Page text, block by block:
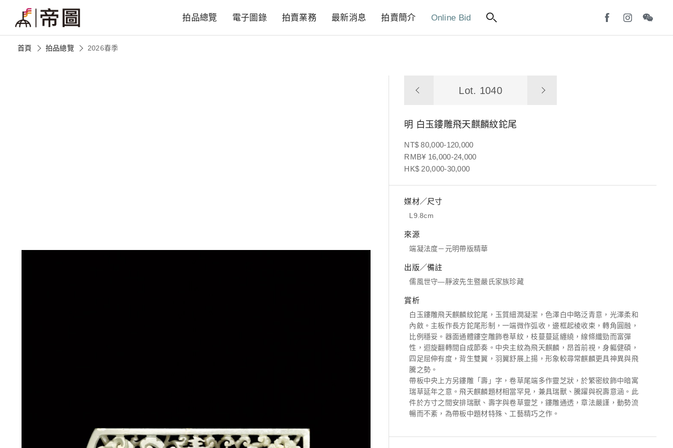
拍品總覽 電子圖錄 拍賣業務 最新消息 拍賣簡介 Online Bid
首頁 拍品總覽 2026春季
Lot. 1040
明 白玉鏤雕飛天麒麟紋鉈尾
NT$ 80,000-120,000
RMB¥ 16,000-24,000
HK$ 20,000-30,000
媒材／尺寸
L9.8cm
來源
端凝法度－元明帶版精華
出版／備註
儒風世守—靜波先生暨嚴氏家族珍藏
賞析
白玉鏤雕飛天麒麟紋鉈尾，玉質細潤凝潔，色澤白中略泛青意，光澤柔和
內斂。主板作長方鉈尾形制，一端微作弧收，邊框起棱收束，轉角圓融，
比例穩妥。器面通體鏤空雕飾卷草紋，枝蔓蔓延纏繞，線條纖勁而富彈
性，迴旋翻轉間自成節奏。中央主紋為飛天麒麟，昂首前視，身軀健碩，
四足屈伸有度，背生雙翼，羽翼舒展上揚，形象較尋常麒麟更具神異與飛
騰之勢。
帶板中央上方另鏤雕「壽」字，卷草尾端多作靈芝狀，於繁密紋飾中暗寓
瑞草延年之意。飛天麒麟題材相當罕見，兼具瑞獸、騰躍與祝壽意涵。此
件於方寸之間安排瑞獸、壽字與卷草靈芝，鏤雕通透，章法嚴謹，動勢流
暢而不紊，為帶板中題材特殊、工藝精巧之作。